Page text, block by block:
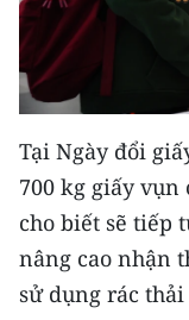
Tại Ngày đổi
700 kg giấy vụn
cho biết sẽ tiếp
nâng cao nhận
sử dụng rác